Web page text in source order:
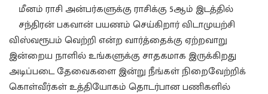
மீனம் ராசி அன்பர்களுக்கு ராசிக்கு 5ஆம் இடத்தில்
சந்திரன் பகவான் பயணம் செய்கிறார் விடாமுயற்சி
விஸ்வரூபம் வெற்றி என்ற வார்த்தைக்கு ஏற்றவாறு
இன்றைய நாளில் உங்களுக்கு சாதகமாக இருக்கிறது
அடிப்படை தேவைகளை இன்று நீங்கள் நிறைவேற்றிக்
கொள்வீர்கள் உத்தியோகம் தொடர்பான பணிகளில்